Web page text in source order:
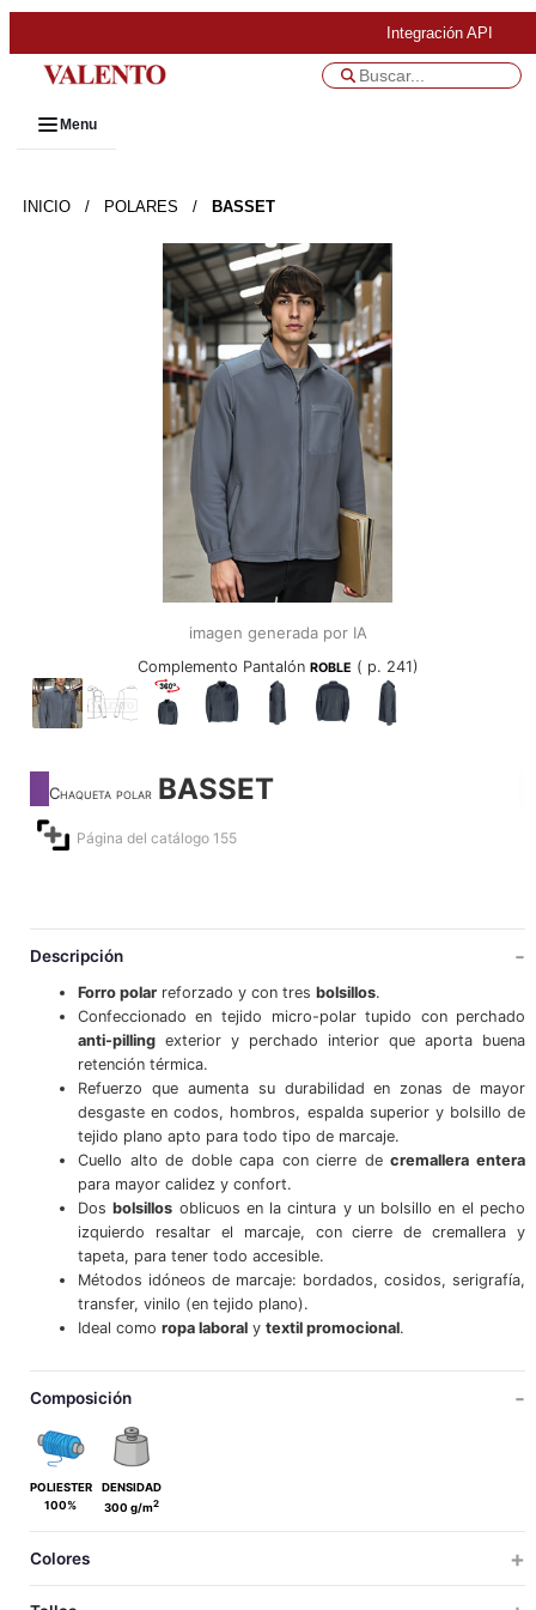
Integración API
Menu
INICIO / POLARES / BASSET
imagen generada por IA
Complemento Pantalón ROBLE ( p. 241)
Chaqueta polar BASSET
Página del catálogo 155
Descripción
Forro polarreforzado y con tres bolsillos.
Confeccionado en tejido micro-polar tupido con perchado
anti-pillingexterior y perchado interior que aporta buena
retención térmica.
Refuerzo que aumenta su durabilidad en zonas de mayor
desgaste en codos, hombros, espalda superior y bolsillo de
tejido plano apto para todo tipo de marcaje.
Cuello alto de doble capa con cierre decremallera entera
para mayor calidez y confort.
Dosbolsillos oblicuos en la cintura y un bolsillo en el pecho
izquierdo resaltar el marcaje, con cierre de cremallera y
tapeta, para tener todo accesible.
Métodos idóneos de marcaje: bordados, cosidos, serigrafía,
transfer, vinilo (en tejido plano).
Ideal como ropa laboraly textil promocional.
Composición
POLIESTER
100%
DENSIDAD
300 g/m2
Colores